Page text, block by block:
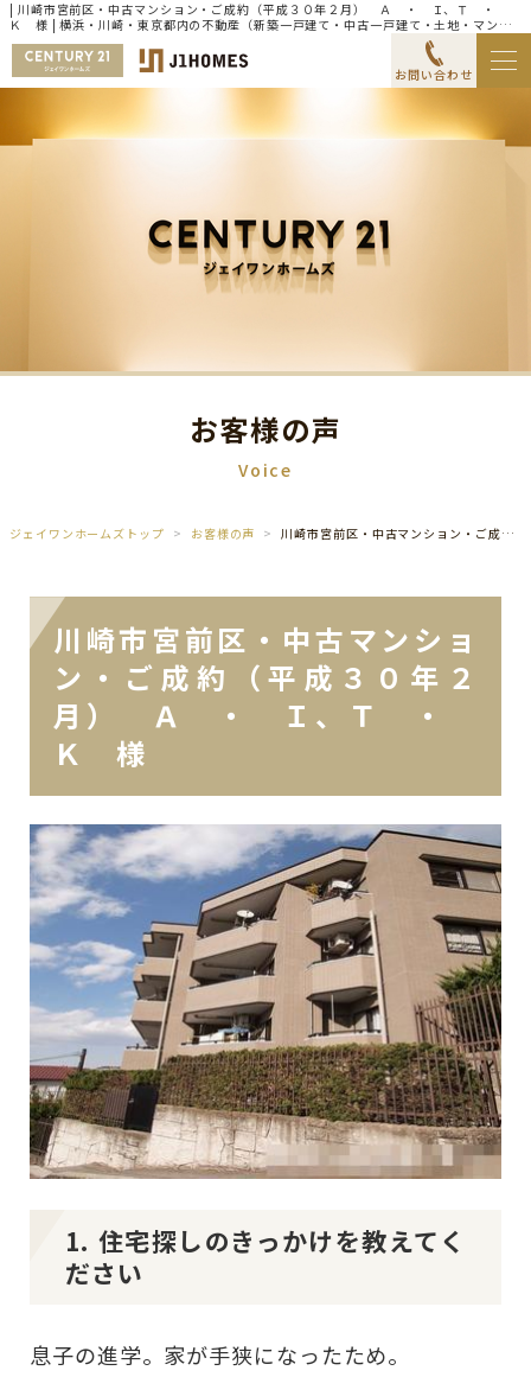
| 川崎市宮前区・中古マンション・ご成約（平成３０年２月） Ａ ・ Ｉ、Ｔ ・
Ｋ 様 | 横浜・川崎・東京都内の不動産（新築一戸建て・中古一戸建て・土地・マンシ
ョン）ならセンチュリー21ジェイワンホームズ
お問い合わせ
お客様の声
Voice
ジェイワンホームズトップ お客様の声 川崎市宮前区・中古マンション・ご成約（平成３０年２月） Ａ ・ Ｉ、Ｔ ・ Ｋ 様
川崎市宮前区・中古マンショ
ン・ご成約（平成３０年２
月） Ａ ・ Ｉ、Ｔ ・
Ｋ 様
1. 住宅探しのきっかけを教えてく
ださい
息子の進学。家が手狭になったため。